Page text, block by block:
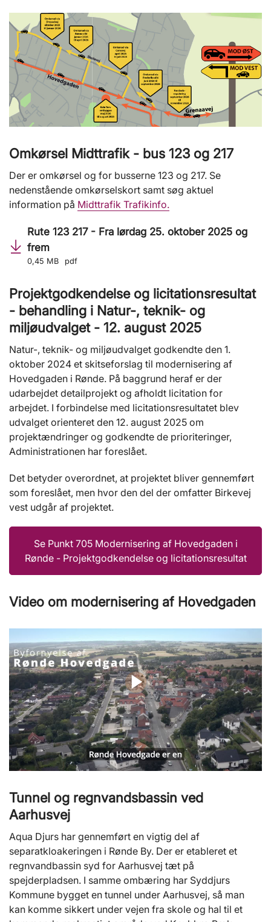
Omkørsel Midttrafik - bus 123 og 217
Der er omkørsel og for busserne 123 og 217. Se
nedenstående omkørselskort samt søg aktuel
information på Midttrafik Trafikinfo.
Rute 123 217 - Fra lørdag 25. oktober 2025 og
frem
0,45 MB pdf
Projektgodkendelse og licitationsresultat
- behandling i Natur-, teknik- og
miljøudvalget - 12. august 2025
Natur-, teknik- og miljøudvalget godkendte den 1.
oktober 2024 et skitseforslag til modernisering af
Hovedgaden i Rønde. På baggrund heraf er der
udarbejdet detailprojekt og afholdt licitation for
arbejdet. I forbindelse med licitationsresultatet blev
udvalget orienteret den 12. august 2025 om
projektændringer og godkendte de prioriteringer,
Administrationen har foreslået.
Det betyder overordnet, at projektet bliver gennemført
som foreslået, men hvor den del der omfatter Birkevej
vest udgår af projektet.
Se Punkt 705 Modernisering af Hovedgaden i
Rønde - Projektgodkendelse og licitationsresultat
Video om modernisering af Hovedgaden
Tunnel og regnvandsbassin ved
Aarhusvej
Aqua Djurs har gennemført en vigtig del af
separatkloakeringen i Rønde By. Der er etableret et
regnvandbassin syd for Aarhusvej tæt på
spejderpladsen. I samme ombæring har Syddjurs
Kommune bygget en tunnel under Aarhusvej, så man
kan komme sikkert under vejen fra skole og hal til et